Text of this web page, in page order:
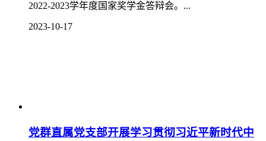
2022-2023学年度国家奖学金答辩会。...
2023-10-17
党群直属党支部开展学习贯彻习近平新时代中